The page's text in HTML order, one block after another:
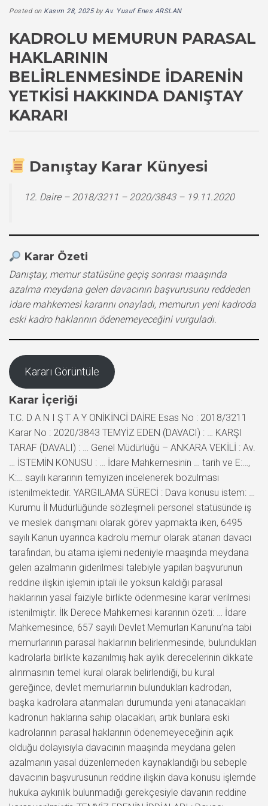
Posted on Kasım 28, 2025byAv. Yusuf Enes ARSLAN
KADROLU MEMURUN PARASAL
HAKLARININ
BELIRLENMESINDE İDARENIN
YETKISI HAKKINDA DANIŞTAY
KARARI
Danıştay Karar Künyesi
12. Daire – 2018/3211 – 2020/3843 – 19.11.2020
Karar Özeti
Danıştay, memur statüsüne geçiş sonrası maaşında
azalma meydana gelen davacının başvurusunu reddeden
idare mahkemesi kararını onayladı, memurun yeni kadroda
eski kadro haklarının ödenemeyeceğini vurguladı.
Kararı Görüntüle
Karar İçeriği
T.C. D A N I Ş T A Y ONİKİNCİ DAİRE Esas No : 2018/3211
Karar No : 2020/3843 TEMYİZ EDEN (DAVACI) : … KARŞI
TARAF (DAVALI) : … Genel Müdürlüğü – ANKARA VEKİLİ : Av.
… İSTEMİN KONUSU : … İdare Mahkemesinin … tarih ve E:…,
K:… sayılı kararının temyizen incelenerek bozulması
istenilmektedir. YARGILAMA SÜRECİ : Dava konusu istem: …
Kurumu İl Müdürlüğünde sözleşmeli personel statüsünde iş
ve meslek danışmanı olarak görev yapmakta iken, 6495
sayılı Kanun uyarınca kadrolu memur olarak atanan davacı
tarafından, bu atama işlemi nedeniyle maaşında meydana
gelen azalmanın giderilmesi talebiyle yapılan başvurunun
reddine ilişkin işlemin iptali ile yoksun kaldığı parasal
haklarının yasal faiziyle birlikte ödenmesine karar verilmesi
istenilmiştir. İlk Derece Mahkemesi kararının özeti: … İdare
Mahkemesince, 657 sayılı Devlet Memurları Kanunu’na tabi
memurlarının parasal haklarının belirlenmesinde, bulundukları
kadrolarla birlikte kazanılmış hak aylık derecelerinin dikkate
alınmasının temel kural olarak belirlendiği, bu kural
gereğince, devlet memurlarının bulundukları kadrodan,
başka kadrolara atanmaları durumunda yeni atanacakları
kadronun haklarına sahip olacakları, artık bunlara eski
kadrolarının parasal haklarının ödenemeyeceğinin açık
olduğu dolayısıyla davacının maaşında meydana gelen
azalmanın yasal düzenlemeden kaynaklandığı bu sebeple
davacının başvurusunun reddine ilişkin dava konusu işlemde
hukuka aykırılık bulunmadığı gerekçesiyle davanın reddine